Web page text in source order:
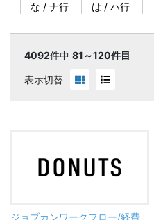
な / ナ行
は / ハ行
4092件中 81～120件目
表示切替
ジョブカンワークフロー/経費